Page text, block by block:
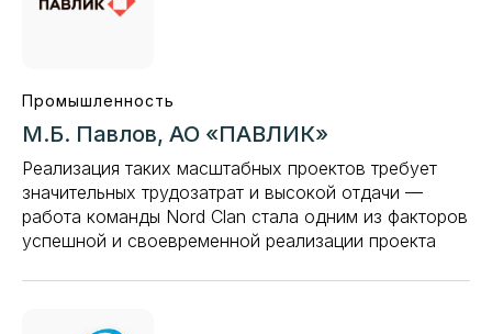
Промышленность
М.Б. Павлов, АО «ПАВЛИК»
Реализация таких масштабных проектов требует
значительных трудозатрат и высокой отдачи —
работа команды Nord Clan стала одним из факторов
успешной и своевременной реализации проекта